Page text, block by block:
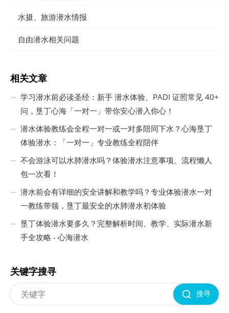
水摄、旅游潜水情报
自由潜水相关问题
相关文章
学习潜水前必读圣经：新手 潜水体验、PADI 证照常见 40+
问，垦丁心海「一对一」带你安心潜入你心！
潜水体验教练会全程一对一或一对多陪同下水？心海垦丁
体验潜水：「一对一」专业教练全程陪伴
不会游泳可以水肺潜水吗？体验潜水注意事项、流程懒人
包一次看！
潜水前会有详细的安全讲解和教学吗？专业体验潜水一对
一教练带领，垦丁最安全的水肺潜水初体验
垦丁体验潜水要多久？完整解析时间、教学、实际潜水新
手全攻略 - 心海潜水
关键字搜寻
搜寻